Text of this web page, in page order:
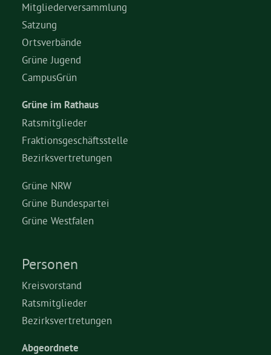
Kontakt
Mitgliederversammlung
Satzung
Ortsverbände
Grüne Jugend
CampusGrün
Grüne im Rathaus
Ratsmitglieder
Fraktionsgeschäftsstelle
Bezirksvertretungen
Grüne NRW
Grüne Bundespartei
Grüne Westfalen
Personen
Kreisvorstand
Ratsmitglieder
Bezirksvertretungen
Abgeordnete